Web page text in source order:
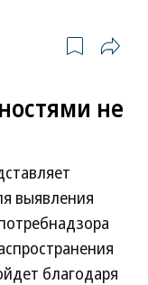
не
выявления
благодаря